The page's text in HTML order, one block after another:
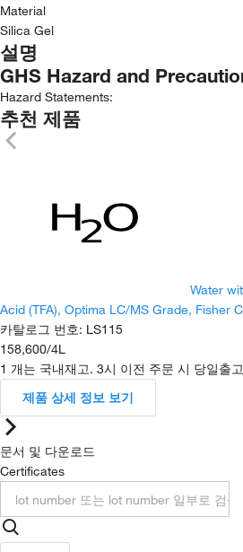
Material
Silica Gel
설명
GHS Hazard and
Hazard Statements:
추천 제품
Water
Acid (TFA), Optima LC/MS Grade, Fisher
카탈로그 번호: LS115
158,600/4L
1 개는 국내재고. 3시 이전 주문 시 당일출
제품 상세 정보 보기
문서 및 다운로드
Certificates